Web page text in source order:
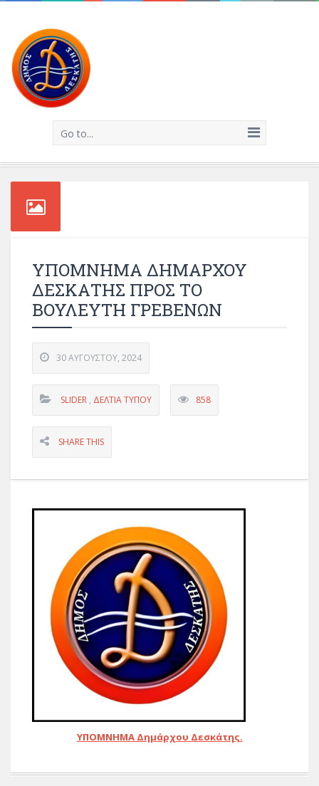
Go to...
ΥΠΟΜΝΗΜΑ ΔΗΜΑΡΧΟΥ
ΔΕΣΚΑΤΗΣ ΠΡΟΣ ΤΟ
ΒΟΥΛΕΥΤΗ ΓΡΕΒΕΝΩΝ
30 ΑΥΓΟΎΣΤΟΥ, 2024
SLIDER , ΔΕΛΤΊΑ ΤΎΠΟΥ 858
SHARE THIS
ΥΠΟΜΝΗΜΑ Δημάρχου Δεσκάτης.